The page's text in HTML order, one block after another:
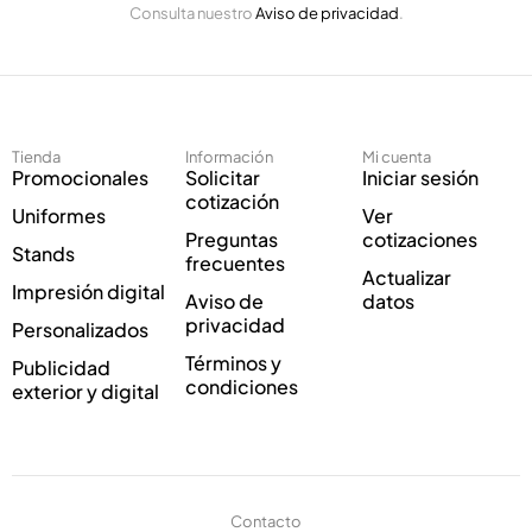
t
n
i
o
C
r
r
o
c
n
i
c
o
*
Consulta nuestroAviso de privacidad.
Tienda
Promocionales
Uniformes
Stands
Impresión digital
Personalizados
Publicidad
exterior y digital
Información
Solicitar
cotización
Preguntas
frecuentes
Aviso de
privacidad
Términos y
condiciones
Mi cuenta
Iniciar sesión
Ver
cotizaciones
Actualizar
datos
Contacto